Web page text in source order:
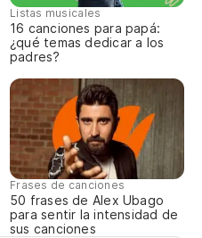
Listas musicales
16 canciones para papá:
¿qué temas dedicar a los
padres?
Frases de canciones
50 frases de Alex Ubago
para sentir la intensidad de
sus canciones